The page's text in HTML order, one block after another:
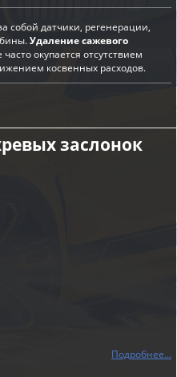
собой датчики, регенерации,
Удаление сажевого
окупается отсутствием
косвенных расходов.
заслонок
Подробнее...